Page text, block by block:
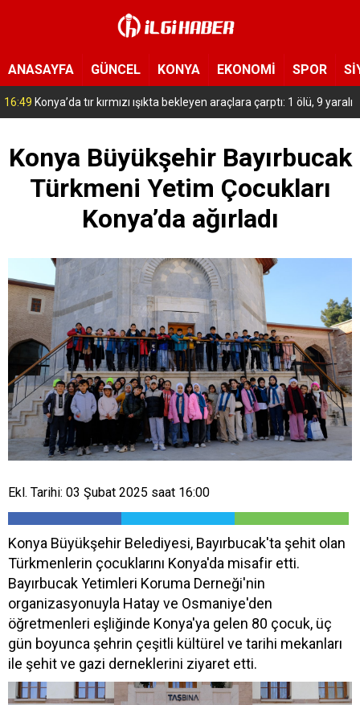
ANASAYFA GÜNCEL KONYA EKONOMİ SPOR
15:54 Yeni Medya Cemiyeti’nden Hakimiyet Gazetesi’ne 30. yıl ziyareti
Konya Büyükşehir Bayırbucak
Türkmeni Yetim Çocukları
Konya’da ağırladı
Ekl. Tarihi: 03 Şubat 2025 saat 16:00
Konya Büyükşehir Belediyesi, Bayırbucak'ta şehit olan
Türkmenlerin çocuklarını Konya'da misafir etti.
Bayırbucak Yetimleri Koruma Derneği'nin
organizasyonuyla Hatay ve Osmaniye'den
öğretmenleri eşliğinde Konya'ya gelen 80 çocuk, üç
gün boyunca şehrin çeşitli kültürel ve tarihi mekanları
ile şehit ve gazi derneklerini ziyaret etti.